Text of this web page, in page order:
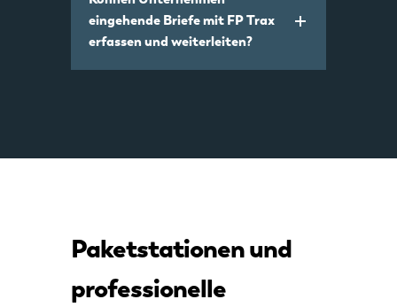
eingehende Briefe mit FP Trax
erfassen und weiterleiten?
Paketstationen und
professionelle